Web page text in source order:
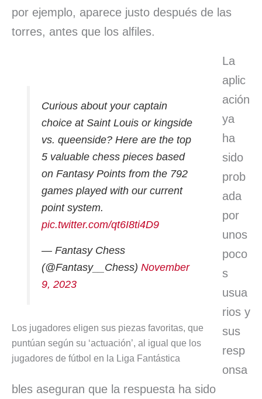
por ejemplo, aparece justo después de las
torres, antes que los alfiles.
Curious about your captain
choice at Saint Louis or kingside
vs. queenside? Here are the top
5 valuable chess pieces based
on Fantasy Points from the 792
games played with our current
point system.
pic.twitter.com/qt6I8ti4D9
— Fantasy Chess
(@Fantasy__Chess)November
9, 2023
Los jugadores eligen sus piezas favoritas, que
puntúan según su ‘actuación’, al igual que los
jugadores de fútbol en la Liga Fantástica
La
aplic
ación
ya
ha
sido
prob
ada
por
unos
poco
s
usua
rios y
sus
resp
onsa
bles aseguran que la respuesta ha sido